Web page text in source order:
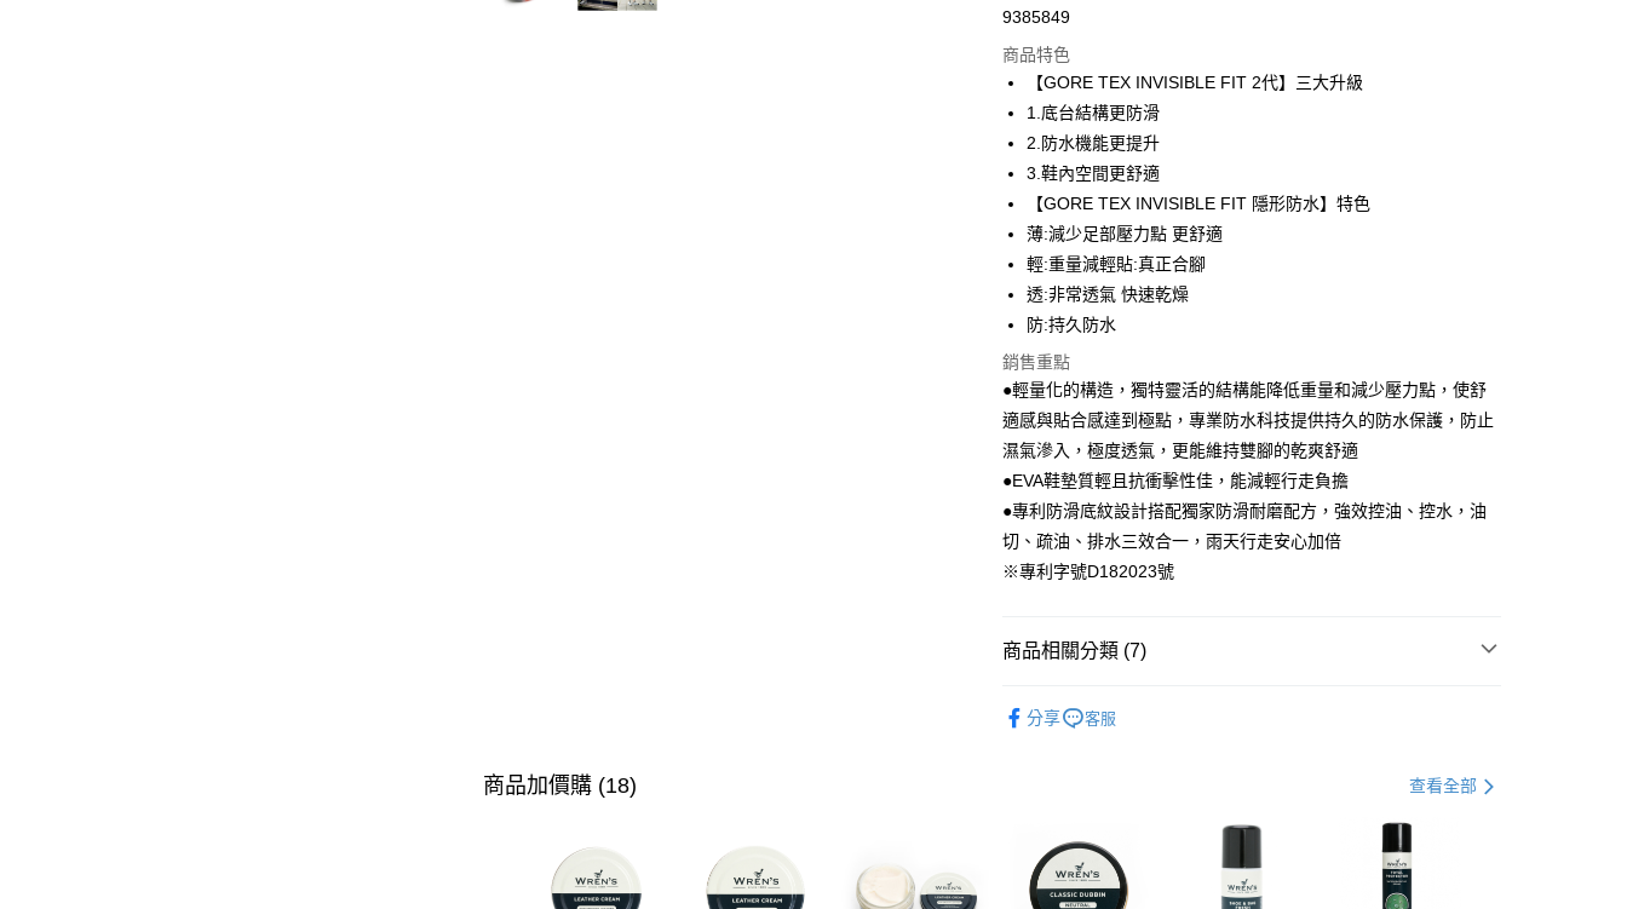
Apple Pay
悠遊付
Google Pay
全盈+PAY
ATM付款
運送方式
宅配
每筆NT$80，滿NT$990(含以上)免運費
付款後門市自取
每筆NT$80，滿NT$699(含以上)免運費
跨境配送 港澳、新馬
9385849
商品特色
【GORE TEX INVISIBLE FIT 2代】三大升級
1.底台結構更防滑
2.防水機能更提升
3.鞋內空間更舒適
【GORE TEX INVISIBLE FIT 隱形防水】特色
薄:減少足部壓力點 更舒適
輕:重量減輕貼:真正合腳
透:非常透氣 快速乾燥
防:持久防水
銷售重點
●輕量化的構造，獨特靈活的結構能降低重量和減少壓力點，使舒
適感與貼合感達到極點，專業防水科技提供持久的防水保護，防止
濕氣滲入，極度透氣，更能維持雙腳的乾爽舒適
●EVA鞋墊質輕且抗衝擊性佳，能減輕行走負擔
●專利防滑底紋設計搭配獨家防滑耐磨配方，強效控油、控水，油
切、疏油、排水三效合一，雨天行走安心加倍
※專利字號D182023號
商品相關分類 (7)
▶ 優惠活動
▌8/16前『店長推薦暢銷專區』滿1雙88折 滿2雙77
分享 客服
商品加價購 (18) 查看全部